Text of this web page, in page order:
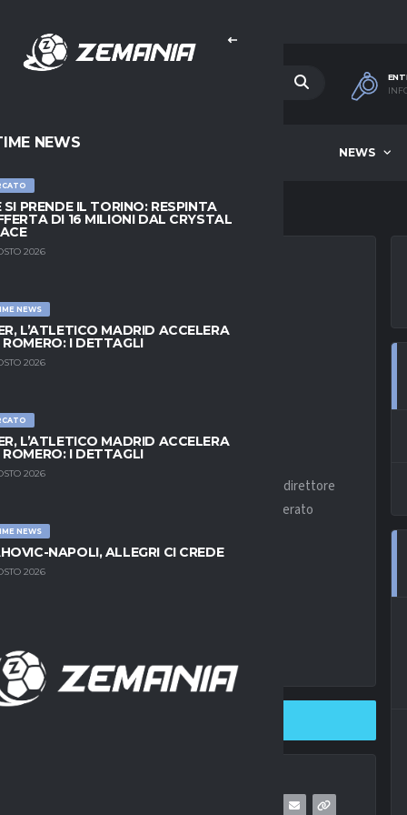
NEWS
NEWS
SI PRENDE IL TORINO: RESPINTA
DI 16 MILIONI DAL CRYSTAL
2026
NEWS
L’ATLETICO MADRID ACCELERA
ROMERO: I DETTAGLI
2026
L’ATLETICO MADRID ACCELERA
ROMERO: I DETTAGLI
2026
NEWS
NAPOLI, ALLEGRI CI CREDE
2026
IL
LA CORSIA
Napoli è quello di rinforzare la fascia sinistra. Al direttore
in forza al Lille e che avrebbe addirittura superato